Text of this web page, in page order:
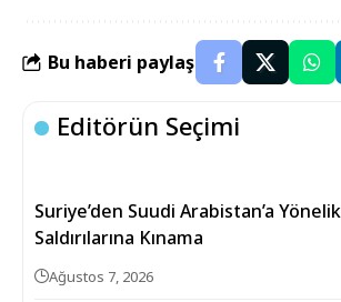
Bu haberi paylaş
Editörün Seçimi
Suriye’den Suudi Arabistan’a
Saldırılarına Kınama
Ağustos 7, 2026